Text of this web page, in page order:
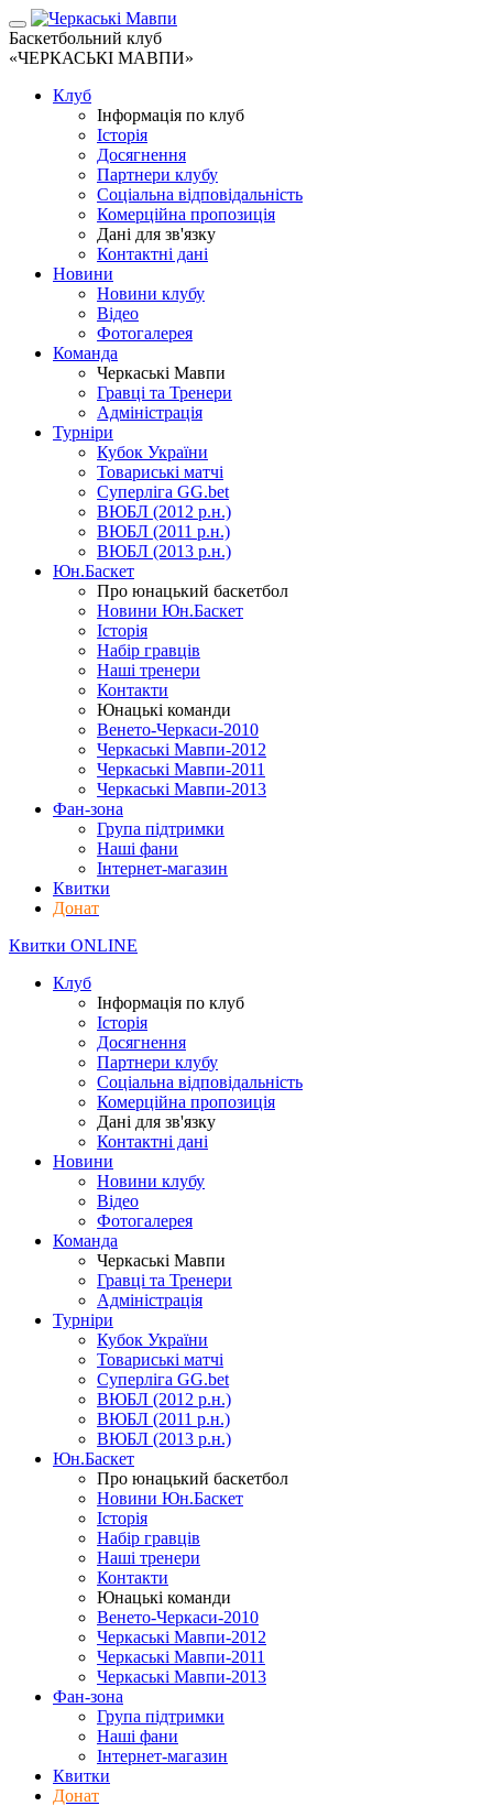
Баскетбольний клуб
«ЧЕРКАСЬКІ МАВПИ»
Клуб
Інформація по клуб
Історія
Досягнення
Партнери клубу
Соціальна відповідальність
Комерційна пропозиція
Дані для зв'язку
Контактні дані
Новини
Новини клубу
Відео
Фотогалерея
Команда
Черкаські Мавпи
Гравці та Тренери
Адміністрація
Турніри
Кубок України
Товариські матчі
Суперліга GG.bet
ВЮБЛ (2012 р.н.)
ВЮБЛ (2011 р.н.)
ВЮБЛ (2013 р.н.)
Юн.Баскет
Про юнацький баскетбол
Новини Юн.Баскет
Історія
Набір гравців
Наші тренери
Контакти
Юнацькі команди
Венето-Черкаси-2010
Черкаські Мавпи-2012
Черкаські Мавпи-2011
Черкаські Мавпи-2013
Фан-зона
Група підтримки
Наші фани
Інтернет-магазин
Квитки
Донат
Квитки ONLINE
Клуб
Інформація по клуб
Історія
Досягнення
Партнери клубу
Соціальна відповідальність
Комерційна пропозиція
Дані для зв'язку
Контактні дані
Новини
Новини клубу
Відео
Фотогалерея
Команда
Черкаські Мавпи
Гравці та Тренери
Адміністрація
Турніри
Кубок України
Товариські матчі
Суперліга GG.bet
ВЮБЛ (2012 р.н.)
ВЮБЛ (2011 р.н.)
ВЮБЛ (2013 р.н.)
Юн.Баскет
Про юнацький баскетбол
Новини Юн.Баскет
Історія
Набір гравців
Наші тренери
Контакти
Юнацькі команди
Венето-Черкаси-2010
Черкаські Мавпи-2012
Черкаські Мавпи-2011
Черкаські Мавпи-2013
Фан-зона
Група підтримки
Наші фани
Інтернет-магазин
Квитки
Донат